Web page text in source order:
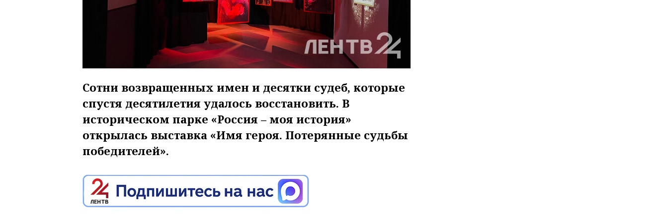
Сотни возвращенных имен и десятки судеб, которые
спустя десятилетия удалось восстановить. В
историческом парке «Россия – моя история»
открылась выставка «Имя героя. Потерянные судьбы
победителей».